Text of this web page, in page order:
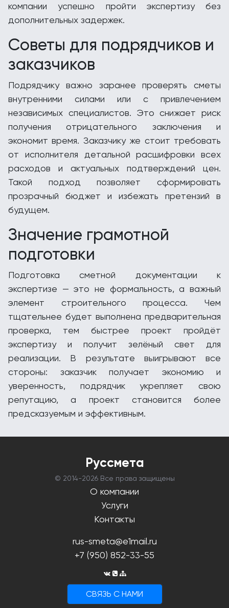
компании успешно пройти экспертизу без
дополнительных задержек.
Советы для подрядчиков и
заказчиков
Подрядчику важно заранее проверять сметы
внутренними силами или с привлечением
независимых специалистов. Это снижает риск
получения отрицательного заключения и
экономит время. Заказчику же стоит требовать
от исполнителя детальной расшифровки всех
расходов и актуальных подтверждений цен.
Такой подход позволяет сформировать
прозрачный бюджет и избежать претензий в
будущем.
Значение грамотной
подготовки
Подготовка сметной документации к
экспертизе — это не формальность, а важный
элемент строительного процесса. Чем
тщательнее будет выполнена предварительная
проверка, тем быстрее проект пройдёт
экспертизу и получит зелёный свет для
реализации. В результате выигрывают все
стороны: заказчик получает экономию и
уверенность, подрядчик укрепляет свою
репутацию, а проект становится более
предсказуемым и эффективным.
Руссмета
© 2014-2026 Все права защищены
О компании
Услуги
Контакты
rus-smeta@e1mail.ru
+7 (950) 852-33-55
CВЯЗЬ С НАМИ